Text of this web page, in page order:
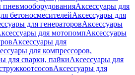
пневмооборудованияАксессуары для
бетоносмесителейАксессуары для
для генераторовАксессуары
для мотопомпАксессуары
Аксессуары для
для компрессоров,
для сварки, пайкиАксессуары для
Аксессуары для